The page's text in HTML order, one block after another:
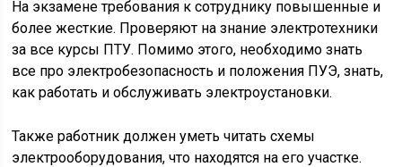
На экзамене требования к сотруднику повышенные и
более жесткие. Проверяют на знание электротехники
за все курсы ПТУ. Помимо этого, необходимо знать
все про электробезопасность и положения ПУЭ, знать,
как работать и обслуживать электроустановки.
Также работник должен уметь читать схемы
электрооборудования, что находятся на его участке.